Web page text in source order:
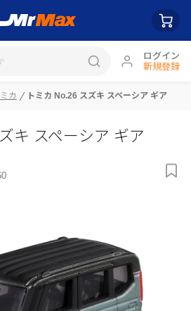
ログイン
新規登録
ミカ トミカ No.26 スズキ スペーシア ギア
キ スペーシア ギア